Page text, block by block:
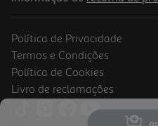
Bolsa Tiracolo Mima Bunny
Política de Privacidade
Termos e Condições
Política de Cookies
Livro de reclamações